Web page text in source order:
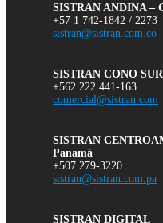
SISTRAN ANDINA –
+57 1 742-1842 /
sistran@sistran.com.co
SISTRAN CONO
+562 222 441-163
comercial@sistran.com
SISTRAN
Panamá
+507 279-3220
sistran@sistran.com.pa
SISTRAN DIGITAL